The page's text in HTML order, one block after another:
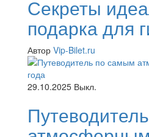
Секреты
подарка для
Автор Vip-Bilet.ru
29.10.2025 Выкл.